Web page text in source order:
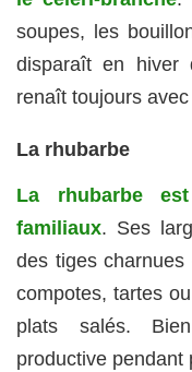
soupes, les
disparaît en hiver
renaît toujours
La rhubarbe
La rhubarbe
familiaux. Ses
des tiges
compotes, tartes
plats salés.
productive pendant